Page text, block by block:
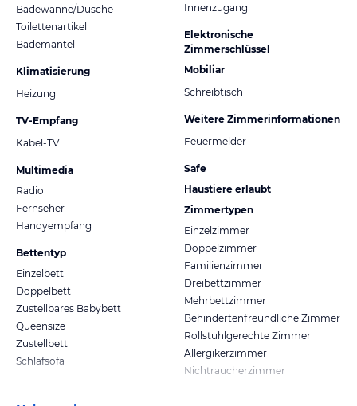
Badewanne/Dusche
Toilettenartikel
Bademantel
Klimatisierung
Heizung
TV-Empfang
Kabel-TV
Multimedia
Radio
Fernseher
Handyempfang
Bettentyp
Einzelbett
Doppelbett
Zustellbares Babybett
Queensize
Zustellbett
Schlafsofa
Innenzugang
Elektronische
Zimmerschlüssel
Mobiliar
Schreibtisch
Weitere Zimmerinformationen
Feuermelder
Safe
Haustiere erlaubt
Zimmertypen
Einzelzimmer
Doppelzimmer
Familienzimmer
Dreibettzimmer
Mehrbettzimmer
Behindertenfreundliche Zimmer
Rollstuhlgerechte Zimmer
Allergikerzimmer
Nichtraucherzimmer